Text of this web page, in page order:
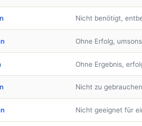
Nicht benötigt,
Ohne Erfolg,
Ohne Ergebnis,
Nicht zu gebrauchen
Nicht geeignet für